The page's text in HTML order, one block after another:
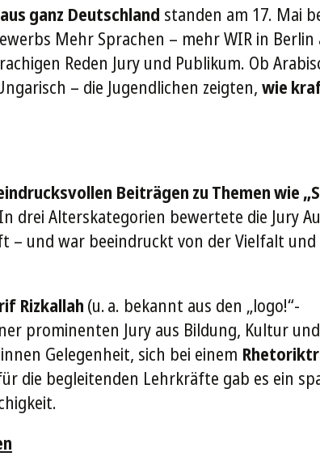
ganz Deutschland standen am 17. Mai
Mehr Sprachen – mehr WIR in
Reden Jury und Publikum. Ob
– die Jugendlichen zeigten,wie
Beiträgen zu Themen wie
drei Alterskategorien bewertete die Jury
– und war beeindruckt von der Vielfalt
Rizkallah(u. a. bekannt aus den „logo!“-
prominenten Jury aus Bildung, Kultur
Gelegenheit, sich bei einem
die begleitenden Lehrkräfte gab es ein